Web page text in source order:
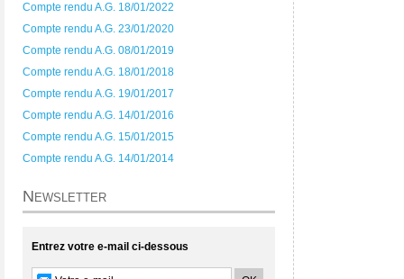
Compte rendu A.G. 18/01/2022
Compte rendu A.G. 23/01/2020
Compte rendu A.G. 08/01/2019
Compte rendu A.G. 18/01/2018
Compte rendu A.G. 19/01/2017
Compte rendu A.G. 14/01/2016
Compte rendu A.G. 15/01/2015
Compte rendu A.G. 14/01/2014
Newsletter
Entrez votre e-mail ci-dessous